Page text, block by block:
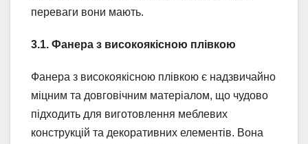
переваги вони мають.
3.1. Фанера з високоякісною плівкою
Фанера з високоякісною плівкою є надзвичайно
міцним та довговічним матеріалом, що чудово
підходить для виготовлення меблевих
конструкцій та декоративних елементів. Вона